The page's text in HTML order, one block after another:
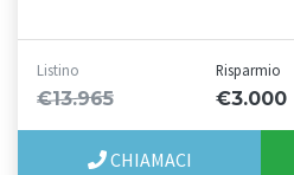
Listino
€13.965
Risparmio
€3.000
CHIAMACI